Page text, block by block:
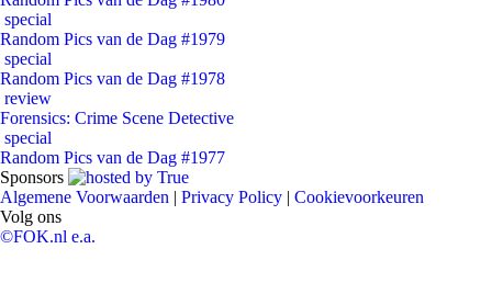
special
Random Pics van de Dag #1979
special
Random Pics van de Dag #1978
review
Forensics: Crime Scene Detective
special
Random Pics van de Dag #1977
Sponsors
Algemene Voorwaarden | Privacy Policy | Cookievoorkeuren
Volg ons
©FOK.nl e.a.